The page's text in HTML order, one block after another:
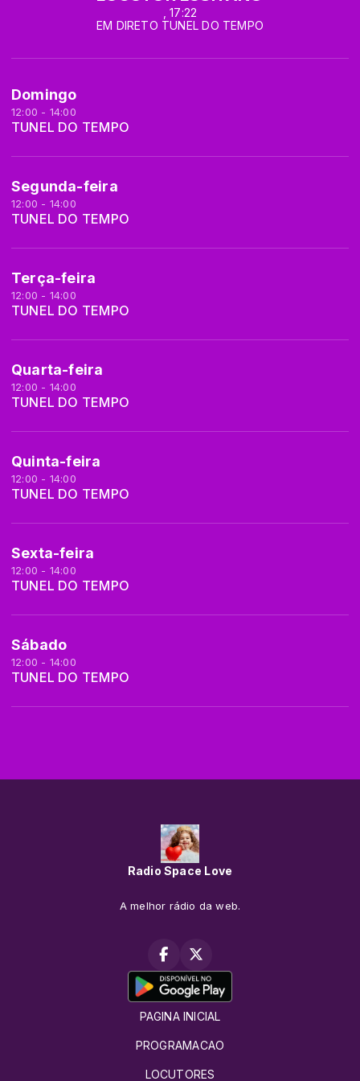
, 17:22
EM DIRETO TUNEL DO TEMPO
Domingo
12:00 - 14:00
TUNEL DO TEMPO
Segunda-feira
12:00 - 14:00
TUNEL DO TEMPO
Terça-feira
12:00 - 14:00
TUNEL DO TEMPO
Quarta-feira
12:00 - 14:00
TUNEL DO TEMPO
Quinta-feira
12:00 - 14:00
TUNEL DO TEMPO
Sexta-feira
12:00 - 14:00
TUNEL DO TEMPO
Sábado
12:00 - 14:00
TUNEL DO TEMPO
Radio Space Love
A melhor rádio da web.
PAGINA INICIAL
PROGRAMACAO
LOCUTORES